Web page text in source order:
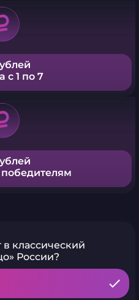
с 1 по 7
классический
России?